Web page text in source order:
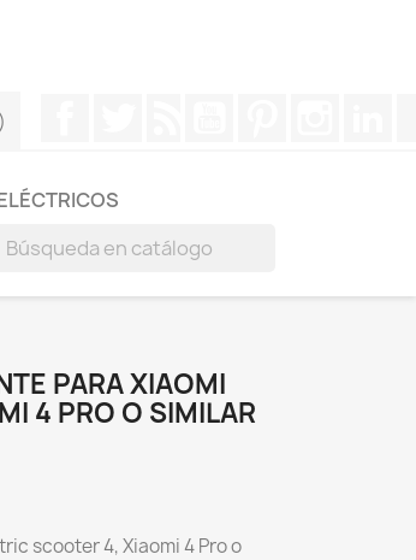
PARA XIAOMI
4 PRO O SIMILAR
scooter 4, Xiaomi 4 Pro o